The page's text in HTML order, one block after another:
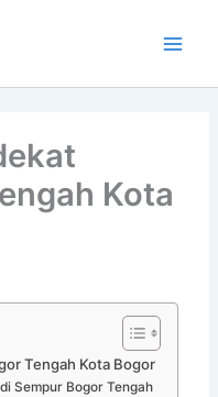
Kota
Tengah Kota Bogor
Sempur Bogor Tengah